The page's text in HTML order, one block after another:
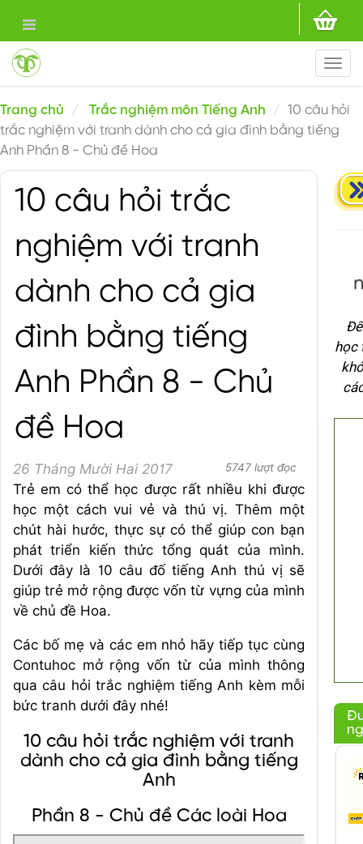
Trang chủ Trắc nghiệm môn Tiếng Anh
10 câu hỏi
trắc nghiệm với tranh dành cho cả gia đình bằng tiếng
Anh Phần 8 - Chủ đề Hoa
10 câu hỏi trắc
nghiệm với tranh
dành cho cả gia
đình bằng tiếng
Anh Phần 8 - Chủ
đề Hoa
26 Tháng Mười Hai 2017 5747 lượt đọc
Trẻ em có thể học được rất nhiều khi được
học một cách vui vẻ và thú vị. Thêm một
chút hài hước, thực sự có thể giúp con bạn
phát triển kiến thức tổng quát của mình.
Dưới đây là 10 câu đố tiếng Anh thú vị sẽ
giúp trẻ mở rộng được vốn từ vựng của mình
về chủ đề Hoa.
Các bố mẹ và các em nhỏ hãy tiếp tục cùng
Contuhoc mở rộng vốn từ của mình thông
qua câu hỏi trắc nghiệm tiếng Anh kèm mỗi
bức tranh dưới đây nhé!
10 câu hỏi trắc nghiệm với tranh
dành cho cả gia đình bằng tiếng
Anh
Phần 8 - Chủ đề Các loài Hoa
học